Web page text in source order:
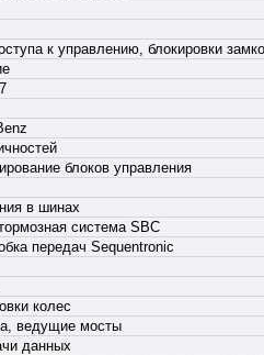
к управлению, блокировки
блоков управления
в шинах
система SBC
передач Sequentronic
колес
ведущие мосты
данных